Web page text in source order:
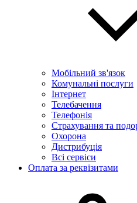
Мобільний зв'язок
Комунальні послуги
Інтернет
Телебачення
Телефонія
Страхування та
Охорона
Дистрибуція
Всі сервіси
Оплата за реквізитами